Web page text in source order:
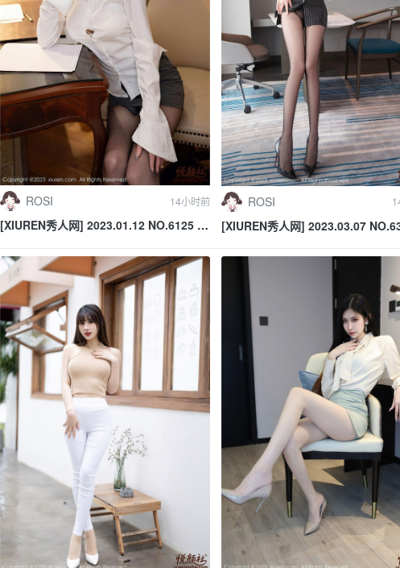
ROSI 14小时前
[XIUREN秀人网] 2023.01.12 NO.6125 媛
ROSI
[XIUREN秀人网] 2023.03.07